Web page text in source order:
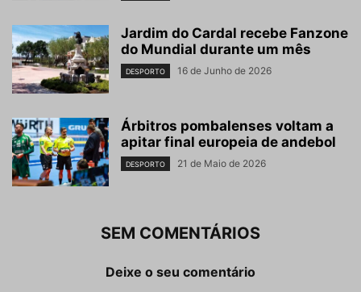
Jardim do Cardal recebe Fanzone
do Mundial durante um mês
DESPORTO 16 de Junho de 2026
Árbitros pombalenses voltam a
apitar final europeia de andebol
DESPORTO 21 de Maio de 2026
SEM COMENTÁRIOS
Deixe o seu comentário